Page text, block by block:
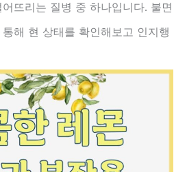
뜨리는 질병 중 하나입니다. 불면
해 현 상태를 확인해보고 인지행